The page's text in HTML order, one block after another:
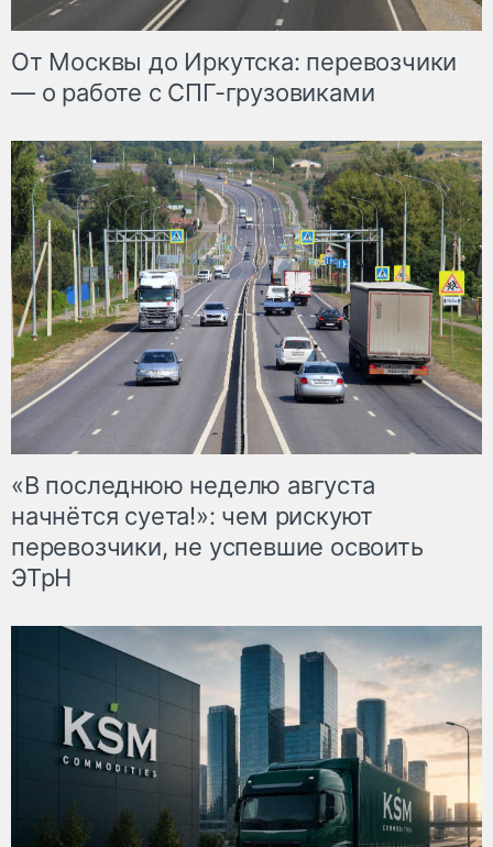
От Москвы до Иркутска: перевозчики
— о работе с СПГ-грузовиками
«В последнюю неделю августа
начнётся суета!»: чем рискуют
перевозчики, не успевшие освоить
ЭТрН